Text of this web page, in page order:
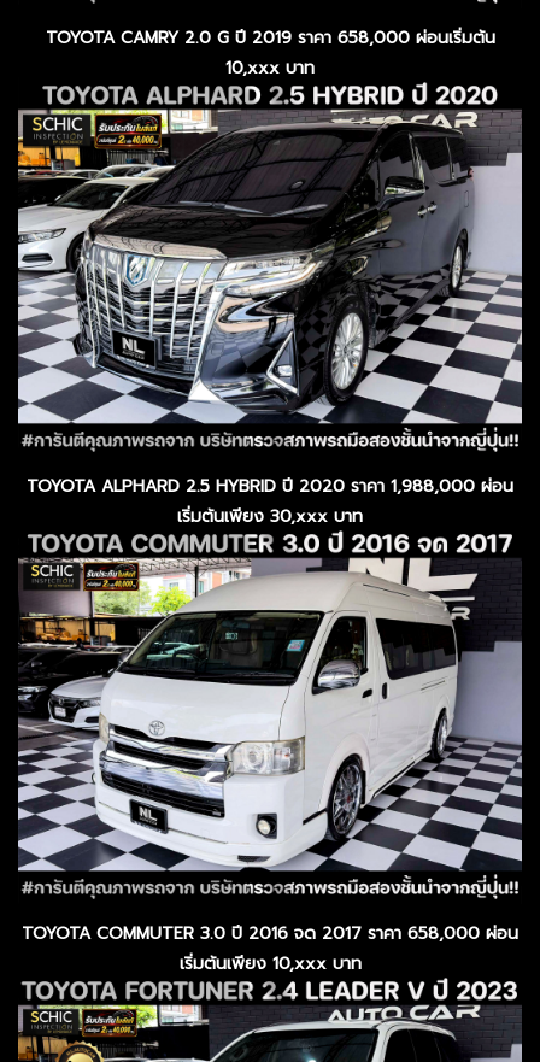
TOYOTA CAMRY 2.0 G ปี 2019 ราคา 658,000 ผ่อนเริ่มต้น
10,xxx บาท
TOYOTA ALPHARD 2.5 HYBRID ปี 2020 ราคา 1,988,000 ผ่อน
เริ่มต้นเพียง 30,xxx บาท
TOYOTA COMMUTER 3.0 ปี 2016 จด 2017 ราคา 658,000 ผ่อน
เริ่มต้นเพียง 10,xxx บาท